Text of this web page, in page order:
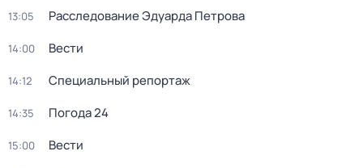
13:05 Расследование Эдуарда Петрова
14:00 Вести
14:12 Специальный репортаж
14:35 Погода 24
15:00 Вести